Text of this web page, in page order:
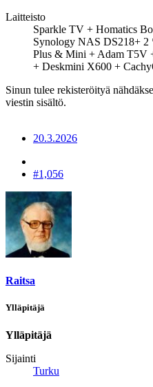
Laitteisto
Sparkle TV + Homatics
Synology NAS DS218+
Plus & Mini + Adam T5V
+ Deskmini X600 +
Sinun tulee rekisteröityä
viestin sisältö.
20.3.2026
#1,056
Raitsa
Ylläpitäjä
Ylläpitäjä
Sijainti
Turku